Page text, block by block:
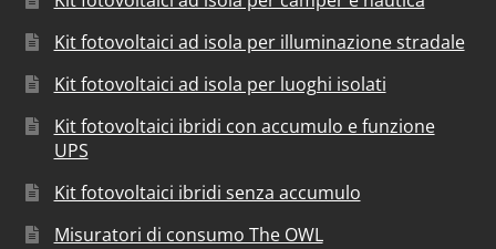
Kit fotovoltaici ad isola per illuminazione stradale
Kit fotovoltaici ad isola per luoghi isolati
Kit fotovoltaici ibridi con accumulo e funzione
UPS
Kit fotovoltaici ibridi senza accumulo
Misuratori di consumo The OWL